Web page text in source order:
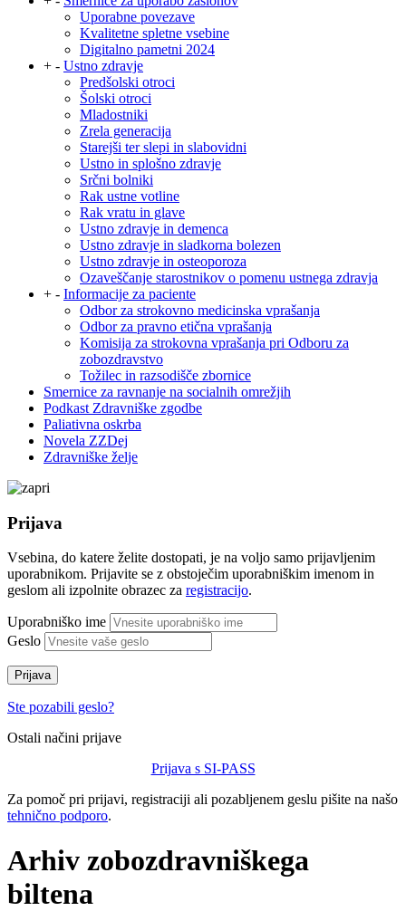
Uporabne povezave
Kvalitetne spletne vsebine
Digitalno pametni 2024
+ - Ustno zdravje
Predšolski otroci
Šolski otroci
Mladostniki
Zrela generacija
Starejši ter slepi in slabovidni
Ustno in splošno zdravje
Srčni bolniki
Rak ustne votline
Rak vratu in glave
Ustno zdravje in demenca
Ustno zdravje in sladkorna bolezen
Ustno zdravje in osteoporoza
Ozaveščanje starostnikov o pomenu ustnega zdravja
+ - Informacije za paciente
Odbor za strokovno medicinska vprašanja
Odbor za pravno etična vprašanja
Komisija za strokovna vprašanja pri Odboru za
zobozdravstvo
Tožilec in razsodišče zbornice
Smernice za ravnanje na socialnih omrežjih
Podkast Zdravniške zgodbe
Paliativna oskrba
Novela ZZDej
Zdravniške želje
Prijava
Vsebina, do katere želite dostopati, je na voljo samo prijavljenim
uporabnikom. Prijavite se z obstoječim uporabniškim imenom in
geslom ali izpolnite obrazec za registracijo.
Uporabniško ime
Geslo
Prijava
Ste pozabili geslo?
Ostali načini prijave
Prijava s SI-PASS
Za pomoč pri prijavi, registraciji ali pozabljenem geslu pišite na našo
tehnično podporo.
Arhiv zobozdravniškega
biltena